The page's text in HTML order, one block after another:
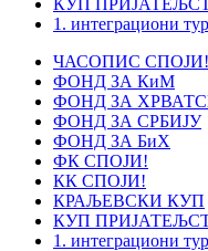
1. интеграциони
ЧАСОПИС СПОЈИ!
ФОНД ЗА КиМ
ФОНД ЗА
ФОНД ЗА СРБИЈУ
ФОНД ЗА БиХ
ФК СПОЈИ!
КК СПОЈИ!
КРАЉЕВСКИ КУП
КУП
1. интеграциони